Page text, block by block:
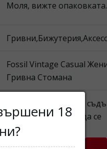
Моля, вижте опаковката.
Fossil Vintage Casual
Гривна Стомана
Внимание! Може да
части които могат да се
погълнат.
18